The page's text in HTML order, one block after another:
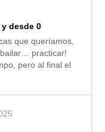
desde 0
que queríamos,
practicar!
pero al final el